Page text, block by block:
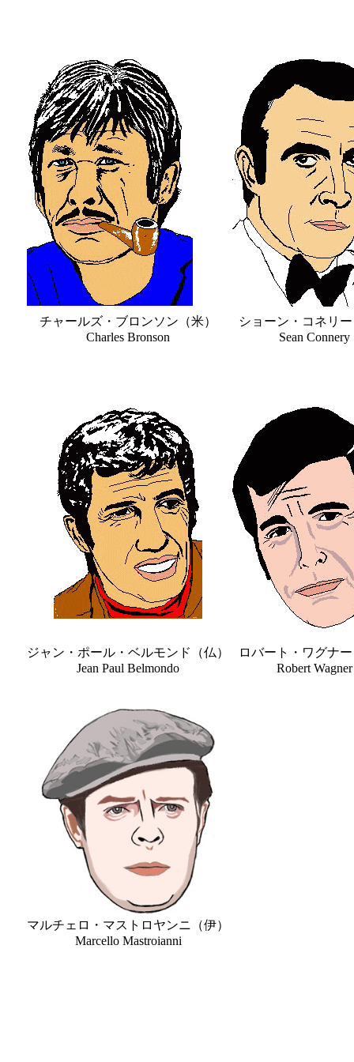
チャールズ・ブロンソン（米）
Charles Bronson
ショーン・コネリ
Sean Connery
ジャン・ポール・ベルモンド（仏）
Jean Paul Belmondo
ロバート・ワグナ
Robert Wagner
マルチェロ・マストロヤンニ（伊）
Marcello Mastroianni